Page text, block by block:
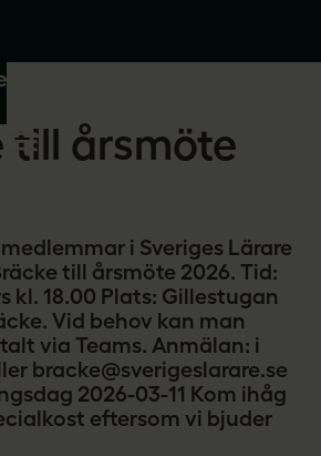
till årsmöte
i Sveriges Lärare
till årsmöte 2026. Tid:
kl. 18.00 Plats: Gillestugan
Vid behov kan man
via Teams. Anmälan: i
bracke@sverigeslarare.se
2026-03-11 Kom ihåg
eftersom vi bjuder